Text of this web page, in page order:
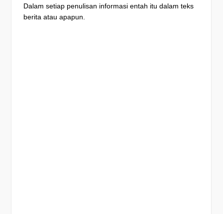
Dalam setiap penulisan informasi entah itu dalam teks
berita atau apapun.